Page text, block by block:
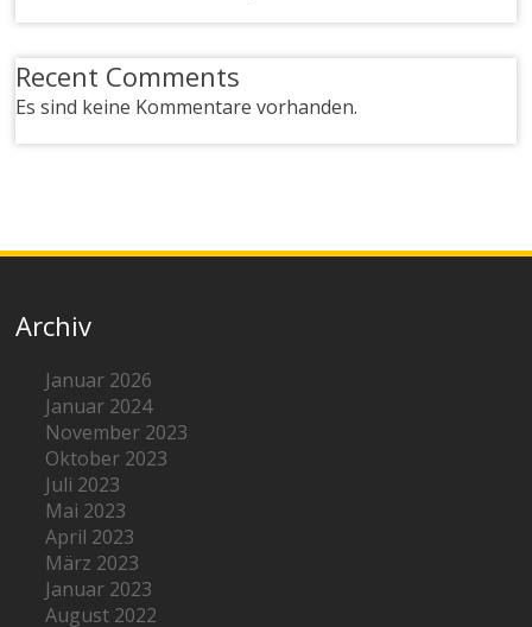
Recent Comments
Es sind keine Kommentare vorhanden.
Archiv
Januar 2026
Januar 2024
November 2023
Oktober 2023
Juli 2023
Mai 2023
April 2023
März 2023
Januar 2023
August 2022